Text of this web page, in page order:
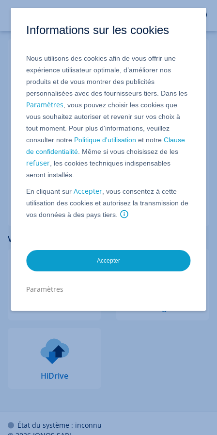
Connexion IONOS
Numéro de client, adresse email ou domaine
Identifiant oublié ?
Mot de passe oublié ?
Suivant
Vous n'êtes pas encore client IONOS ?
Devenez client dès maintenant et profitez de nos offres.
Vos emails, contacts et rendez-vous
HiDrive
État du système : inconnu
Informations sur les cookies
Nous utilisons des cookies afin de vous offrir une
expérience utilisateur optimale, d’améliorer nos
produits et de vous montrer des publicités
personnalisées avec des fournisseurs tiers. Dans les
Paramètres , vous pouvez choisir les cookies que
vous souhaitez autoriser et revenir sur vos choix à
tout moment. Pour plus d'informations, veuillez
consulter notre Politique d'utilisation et notreClause
de confidentialité . Même si vous choisissez de les
refuser , les cookies techniques indispensables
seront installés.
En cliquant surAccepter , vous consentez à cette
utilisation des cookies et autorisez la transmission de
vos données à des pays tiers.
Accepter
Paramètres